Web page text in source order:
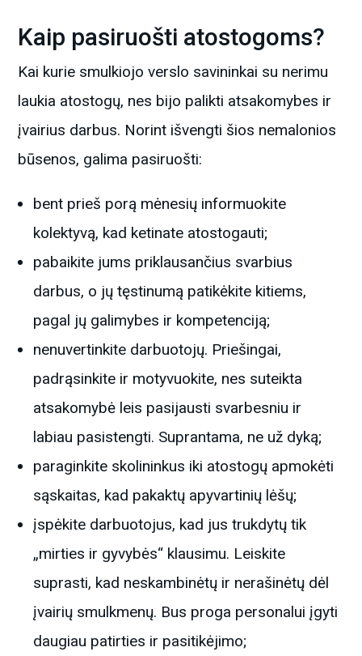
Kaip pasiruošti atostogoms?
Kai kurie smulkiojo verslo savininkai su nerimu
laukia atostogų, nes bijo palikti atsakomybes ir
įvairius darbus. Norint išvengti šios nemalonios
būsenos, galima pasiruošti:
bent prieš porą mėnesių informuokite
kolektyvą, kad ketinate atostogauti;
pabaikite jums priklausančius svarbius
darbus, o jų tęstinumą patikėkite kitiems,
pagal jų galimybes ir kompetenciją;
nenuvertinkite darbuotojų. Priešingai,
padrąsinkite ir motyvuokite, nes suteikta
atsakomybė leis pasijausti svarbesniu ir
labiau pasistengti. Suprantama, ne už dyką;
paraginkite skolininkus iki atostogų apmokėti
sąskaitas, kad pakaktų apyvartinių lėšų;
įspėkite darbuotojus, kad jus trukdytų tik
„mirties ir gyvybės“ klausimu. Leiskite
suprasti, kad neskambinėtų ir nerašinėtų dėl
įvairių smulkmenų. Bus proga personalui įgyti
daugiau patirties ir pasitikėjimo;